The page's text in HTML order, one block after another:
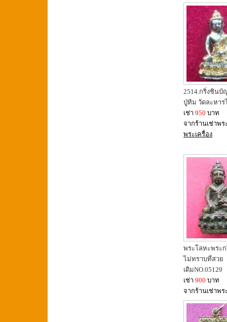
2514.กริ่งชินบั
ปู่ทิม วัดละหาร
เช่า 950 บาท
จากร้านเช่าพ
พระเครื่อง
พระโลหะพระ
ไม่ทราบที่สวย
เดิมNO.05129
เช่า 900 บาท
จากร้านเช่าพ